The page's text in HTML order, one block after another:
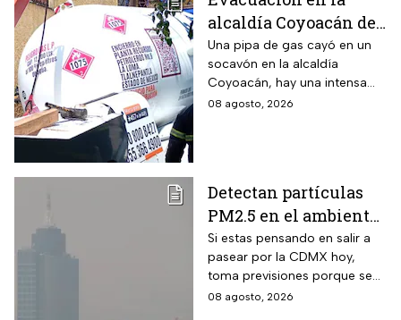
alcaldía Coyoacán de
CDMX tras caída de
una pipa en un
socavón
Una pipa de gas cayó en un
socavón en la alcaldía
Coyoacán, hay una intensa
movilización de servicios de
08 agosto, 2026
Detectan partículas
PM2.5 en el ambiente;
así esta la calidad del
aire hoy en la CDMX
Si estas pensando en salir a
pasear por la CDMX hoy,
toma previsiones porque se
detectaron partículas
08 agosto, 2026